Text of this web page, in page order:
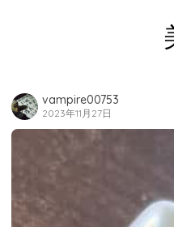
vampire00753
2023年11月27日